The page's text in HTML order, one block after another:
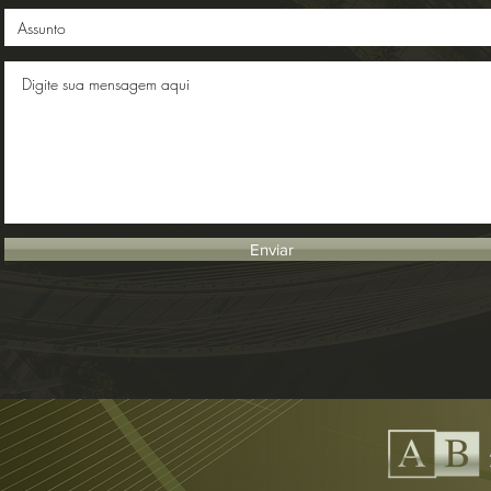
Enviar